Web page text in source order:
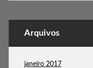
Arquivos
janeiro 2017